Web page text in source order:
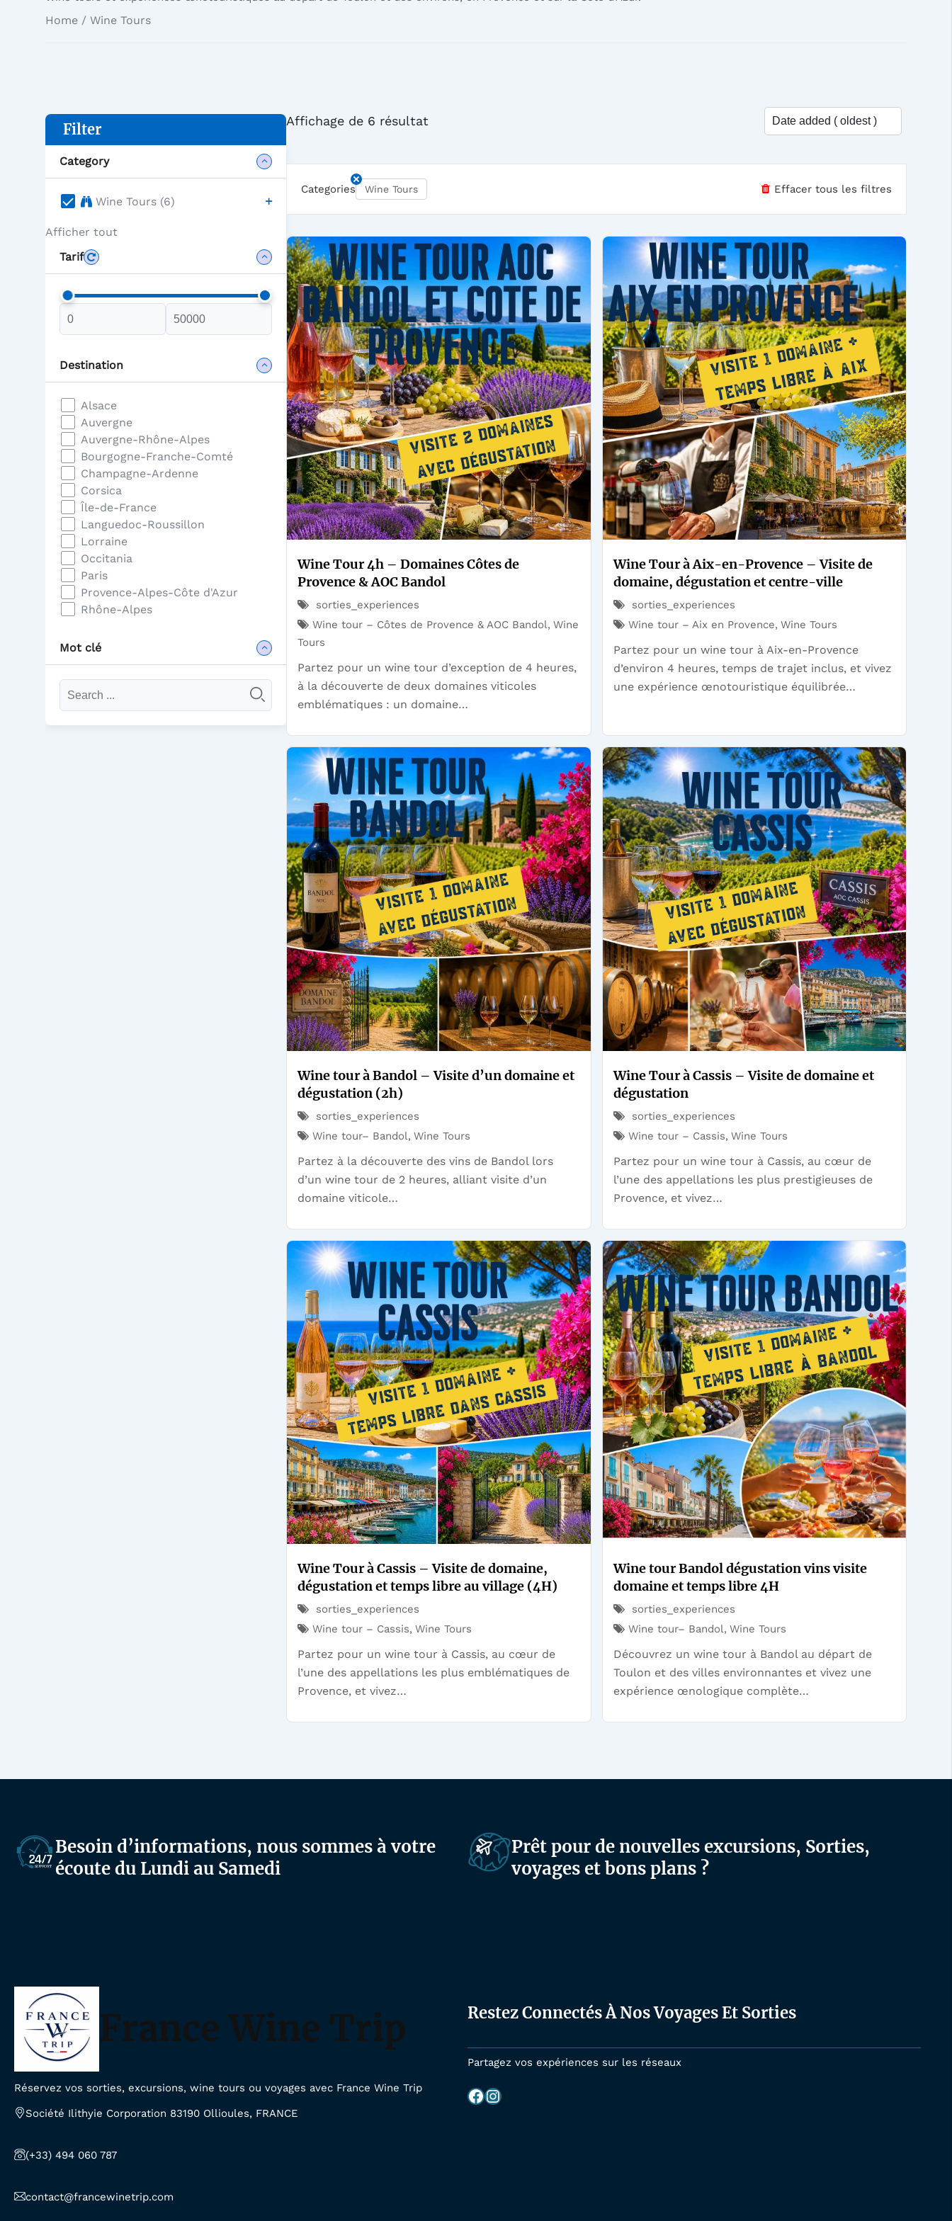
Home / Wine Tours
Affichage de 6 résultat
Categories Wine Tours Effacer tous les filtres
Wine Tour 4h – Domaines Côtes de
Provence & AOC Bandol
sorties_experiences
Wine tour – Côtes de Provence & AOC Bandol, Wine
Tours
Partez pour un wine tour d’exception de 4 heures,
à la découverte de deux domaines viticoles
emblématiques : un domaine…
Wine Tour à Aix-en-Provence – Visite de
domaine, dégustation et centre-ville
sorties_experiences
Wine tour – Aix en Provence, Wine Tours
Partez pour un wine tour à Aix-en-Provence
d’environ 4 heures, temps de trajet inclus, et vivez
une expérience œnotouristique équilibrée…
Wine tour à Bandol – Visite d’un domaine et
dégustation (2h)
sorties_experiences
Wine tour– Bandol, Wine Tours
Partez à la découverte des vins de Bandol lors
d’un wine tour de 2 heures, alliant visite d’un
domaine viticole…
Wine Tour à Cassis – Visite de domaine et
dégustation
sorties_experiences
Wine tour – Cassis, Wine Tours
Partez pour un wine tour à Cassis, au cœur de
l’une des appellations les plus prestigieuses de
Provence, et vivez…
Wine Tour à Cassis – Visite de domaine,
dégustation et temps libre au village (4H)
sorties_experiences
Wine tour – Cassis, Wine Tours
Partez pour un wine tour à Cassis, au cœur de
l’une des appellations les plus emblématiques de
Provence, et vivez…
Wine tour Bandol dégustation vins visite
domaine et temps libre 4H
sorties_experiences
Wine tour– Bandol, Wine Tours
Découvrez un wine tour à Bandol au départ de
Toulon et des villes environnantes et vivez une
expérience œnologique complète…
Filter
Category
Wine Tours (6)
Afficher tout
Tarif
Destination
Alsace
Auvergne
Auvergne-Rhône-Alpes
Bourgogne-Franche-Comté
Champagne-Ardenne
Corsica
Île-de-France
Languedoc-Roussillon
Lorraine
Occitania
Paris
Provence-Alpes-Côte d'Azur
Rhône-Alpes
Mot clé
Besoin d’informations, nous sommes à votre
écoute du Lundi au Samedi
Prêt pour de nouvelles excursions, Sorties,
voyages et bons plans ?
France Wine Trip
Réservez vos sorties, excursions, wine tours ou voyages avec France Wine Trip
Société Ilithyie Corporation 83190 Ollioules, FRANCE
(+33) 494 060 787
contact@francewinetrip.com
Restez Connectés À Nos Voyages Et Sorties
Partagez vos expériences sur les réseaux
Facebook Instagram